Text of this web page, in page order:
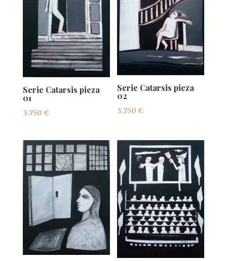
Serie Catarsis pieza
01
3.750 €
Serie Catarsis pieza
02
3.750 €